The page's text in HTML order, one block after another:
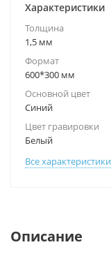
Характеристики
Толщина
1,5 мм
Формат
600*300 мм
Основной цвет
Синий
Цвет гравировки
Белый
Все характеристики
Описание